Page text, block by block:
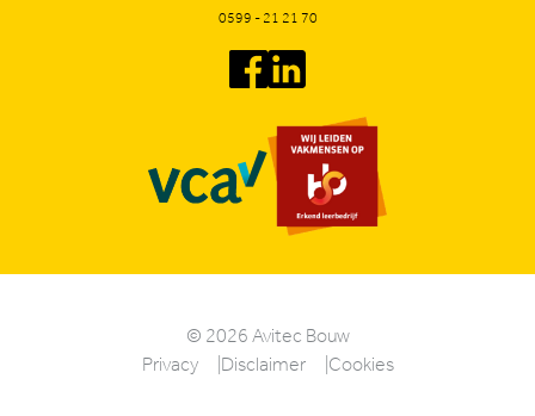
0599 - 21 21 70
© 2026 Avitec Bouw
Privacy
Disclaimer Cookies